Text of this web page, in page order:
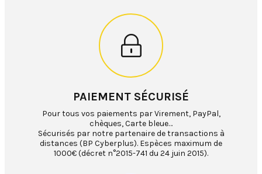
PAIEMENT SÉCURISÉ
Pour tous vos paiements par Virement, PayPal,
chèques, Carte bleue…
Sécurisés par notre partenaire de transactions à
distances (BP Cyberplus). Espèces maximum de
1000€ (décret n°2015-741 du 24 juin 2015).